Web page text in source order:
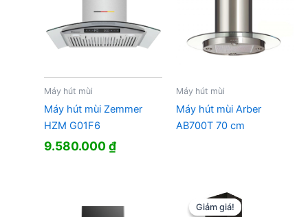
Máy hút mùi
Máy hút mùi Zemmer
HZM G01F6
9.580.000₫
Máy hút mùi
Máy hút mùi Arber
AB700T 70 cm
Giảm giá!
Giảm giá!